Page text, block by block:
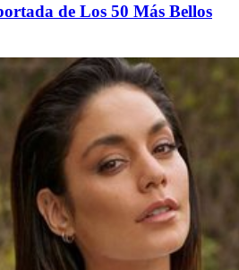
de Los 50 Más Bellos